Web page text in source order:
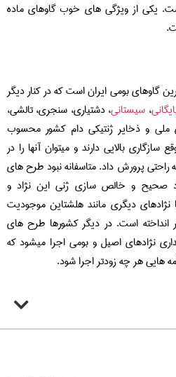
265 کیلوگرم است. یکی از ویژگی های خوب گاوهای ماده
گاوهای بومی ایران است که در کنار دیگر
، سیستانی، دشتیاری، سنجری، تالشی،
ملی و ذخایر ژنتیکی دام کشور محسوب
بالایی دارند و میتوان آنها را در
پرورش داد. متاسفانه نبود طرح های
صحیح و خالص سازی ژنی این نژاد و
دیگری مانند هلشتاین موجودیت
انداخته است. در دیگر کشورها طرح های
نژادهای اصیل و بومی اجرا میشود که
هایی هر چه زودتر اجرا شود.